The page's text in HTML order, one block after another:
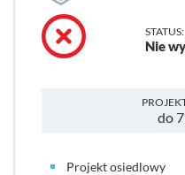
STATUS:
Nie
do
Projekt osiedlowy